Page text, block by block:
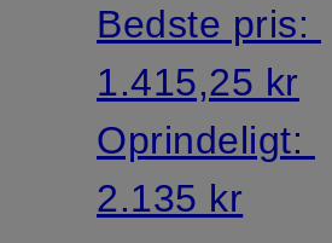
Bedste pris:
1.415,25 kr
Oprindeligt:
2.135 kr